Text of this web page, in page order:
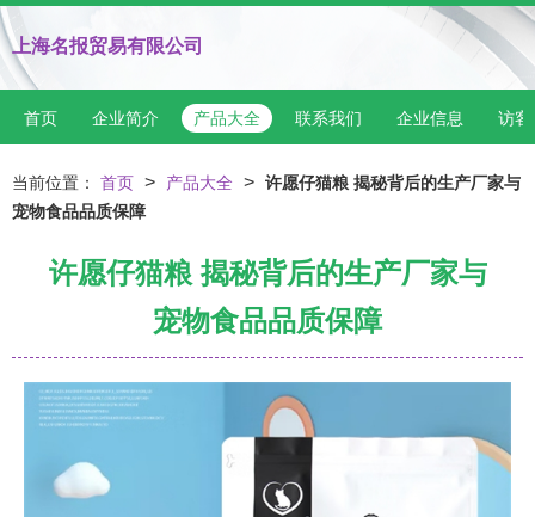
上海名报贸易有限公司
首页 企业简介 产品大全 联系我们 企业信息 访客
当前位置： 首页 > 产品大全 > 许愿仔猫粮 揭秘背后的生产厂家与
宠物食品品质保障
许愿仔猫粮 揭秘背后的生产厂家与
宠物食品品质保障